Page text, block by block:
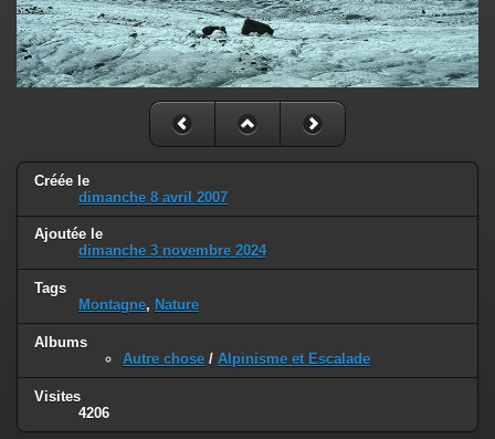
Créée le
dimanche 8 avril 2007
Ajoutée le
dimanche 3 novembre 2024
Tags
Montagne, Nature
Albums
Autre chose / Alpinisme et Escalade
Visites
4206